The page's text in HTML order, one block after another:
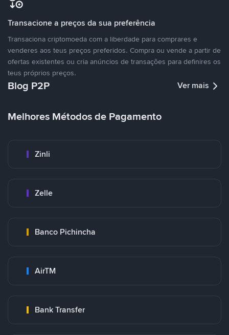
Transacione a preços da sua preferência
Transaciona criptomoeda com a liberdade para comprares e
venderes aos teus preços preferidos. Compra ou vende a partir de
ofertas existentes ou cria anúncios de transações para definires os
teus próprios preços.
Blog P2P Ver mais
Melhores Métodos de Pagamento
Zinli
Zelle
Banco Pichincha
AirTM
Bank Transfer